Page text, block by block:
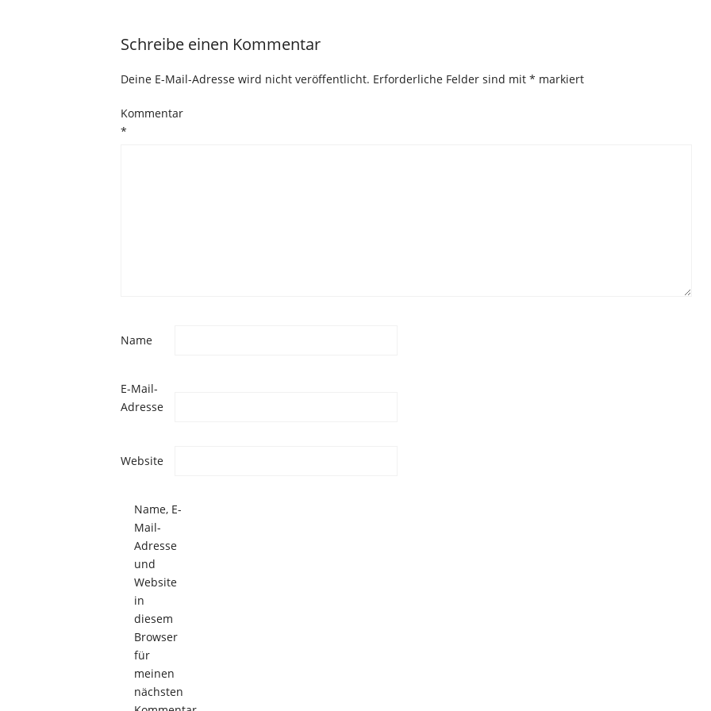
Schreibe einen Kommentar
Deine E-Mail-Adresse wird nicht veröffentlicht. Erforderliche Felder sind mit * markiert
Kommentar
*
Name
E-Mail-
Adresse
Website
Name, E-
Mail-
Adresse
und
Website
in
diesem
Browser
für
meinen
nächsten